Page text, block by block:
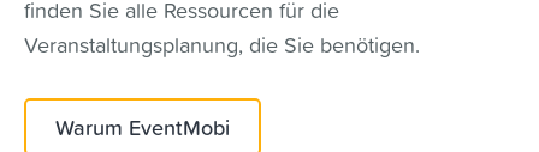
finden Sie alle Ressourcen für die
Veranstaltungsplanung, die Sie benötigen.
Warum EventMobi